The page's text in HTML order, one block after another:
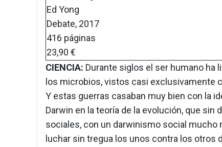
Ed Yong
Debate, 2017
416 páginas
23,90 €
CIENCIA: Durante siglos el ser humano ha
los microbios, vistos casi exclusivamente
Y estas guerras casaban muy bien con la
Darwin en la teoría de la evolución, que sin
sociales, con un darwinismo social
luchar sin tregua los unos contra los otros